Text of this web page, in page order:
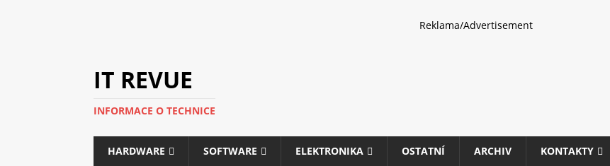
Reklama/Advertisement
IT REVUE
INFORMACE O TECHNICE
HARDWARE SOFTWARE ELEKTRONIKA OSTATNÍ ARCHIV KONTAKTY